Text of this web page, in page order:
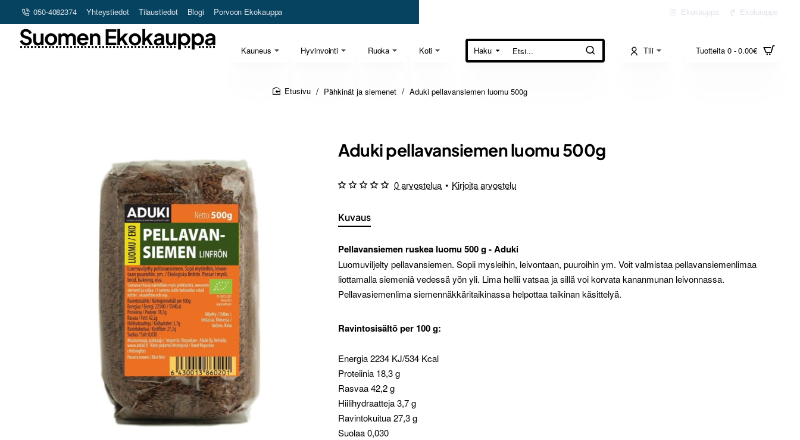
050-4082374 Yhteystiedot Tilaustiedot Blogi Porvoon Ekokauppa Ekokauppa Ekokauppa
Kauneus Hyvinvointi Ruoka Koti
Suomen Ekokauppa
Haku
Etsi... Tili Tuotteita 0 - 0.00€
Pähkinät ja siemenet Aduki pellavansiemen luomu 500g
Aduki pellavansiemen luomu 500g
Kuvaus
Pellavansiemen ruskea luomu 500 g - Aduki
Luomuviljelty pellavansiemen. Sopii mysleihin, leivontaan, puuroihin ym. Voit valmistaa pellavansiemenlimaa
liottamalla siemeniä vedessä yön yli. Lima hellii vatsaa ja sillä voi korvata kananmunan leivonnassa.
Pellavasiemenlima siemennäkkäritaikinassa helpottaa taikinan käsittelyä.
Ravintosisältö per 100 g:
Energia 2234 KJ/534 Kcal
Proteiinia 18,3 g
Rasvaa 42,2 g
Hiilihydraatteja 3,7 g
Ravintokuitua 27,3 g
Suolaa 0,030
0 arvostelua • Kirjoita arvostelu